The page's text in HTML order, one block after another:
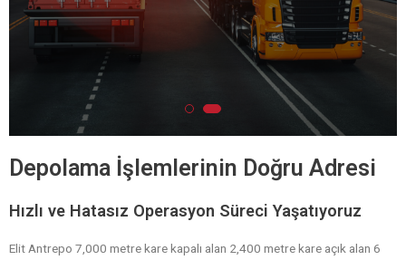
Depolama İşlemlerinin Doğru Adresi
Hızlı ve Hatasız Operasyon Süreci Yaşatıyoruz
Elit Antrepo 7,000 metre kare kapalı alan 2,400 metre kare açık alan 6